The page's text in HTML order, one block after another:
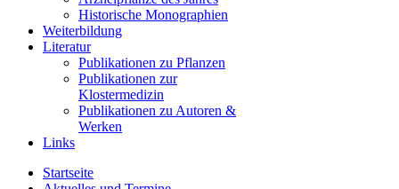
Historische Monographien
Weiterbildung
Literatur
Publikationen zu Pflanzen
Publikationen zur
Klostermedizin
Publikationen zu Autoren &
Werken
Links
Startseite